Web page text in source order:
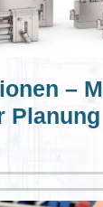
–
Planung